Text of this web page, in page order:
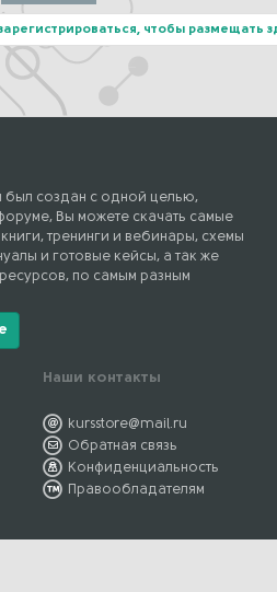
чтобы размещать
создан с одной целью,
Вы можете скачать самые
тренинги и вебинары, схемы
и готовые кейсы, а так же
по самым разным
Наши контакты
kursstore@mail.ru
Обратная связь
Конфиденциальность
Правообладателям